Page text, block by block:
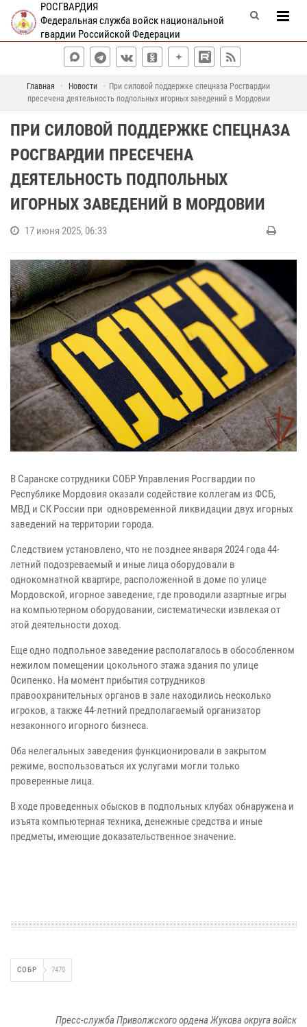
РОСГВАРДИЯ
Федеральная служба войск национальной
гвардии Российской Федерации
Главная Новости
При силовой поддержке спецназа Росгвардии
пресечена деятельность подпольных игорных заведений в Мордовии
ПРИ СИЛОВОЙ ПОДДЕРЖКЕ СПЕЦНАЗА
РОСГВАРДИИ ПРЕСЕЧЕНА
ДЕЯТЕЛЬНОСТЬ ПОДПОЛЬНЫХ
ИГОРНЫХ ЗАВЕДЕНИЙ В МОРДОВИИ
17 июня 2025, 06:33
В Саранске сотрудники СОБР Управления Росгвардии по
Республике Мордовия оказали содействие коллегам из ФСБ,
МВД и СК России при одновременной ликвидации двух игорных
заведений на территории города.
Следствием установлено, что не позднее января 2024 года 44-
летний подозреваемый и иные лица оборудовали в
однокомнатной квартире, расположенной в доме по улице
Мордовской, игорное заведение, где проводили азартные игры
на компьютерном оборудовании, систематически извлекая от
этой деятельности доход.
Еще одно подпольное заведение располагалось в обособленном
нежилом помещении цокольного этажа здания по улице
Осипенко. На момент прибытия сотрудников
правоохранительных органов в зале находились несколько
игроков, а также 44-летний предполагаемый организатор
незаконного игорного бизнеса.
Оба нелегальных заведения функционировали в закрытом
режиме, воспользоваться их услугами могли только
проверенные лица.
В ходе проведенных обысков в подпольных клубах обнаружена и
изъята компьютерная техника, денежные средства и иные
предметы, имеющие доказательственное значение.
СОБР 7470
Пресс-служба Приволжского ордена Жукова округа войск